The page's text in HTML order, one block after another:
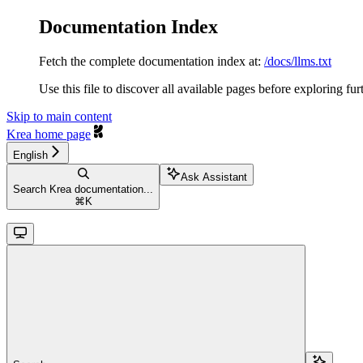
Documentation Index
Fetch the complete documentation index at: /docs/llms.txt
Use this file to discover all available pages before exploring
Skip to main content
Krea home page
English
Search Krea documentation...
⌘ K
Ask Assistant